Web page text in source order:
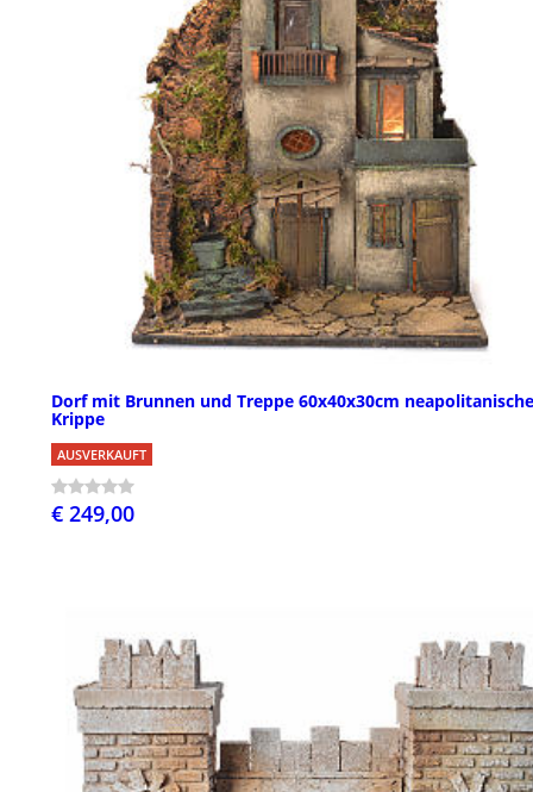
Dorf mit Brunnen und Treppe 60x40x30cm neapolitanische
Krippe
AUSVERKAUFT
€ 249,00